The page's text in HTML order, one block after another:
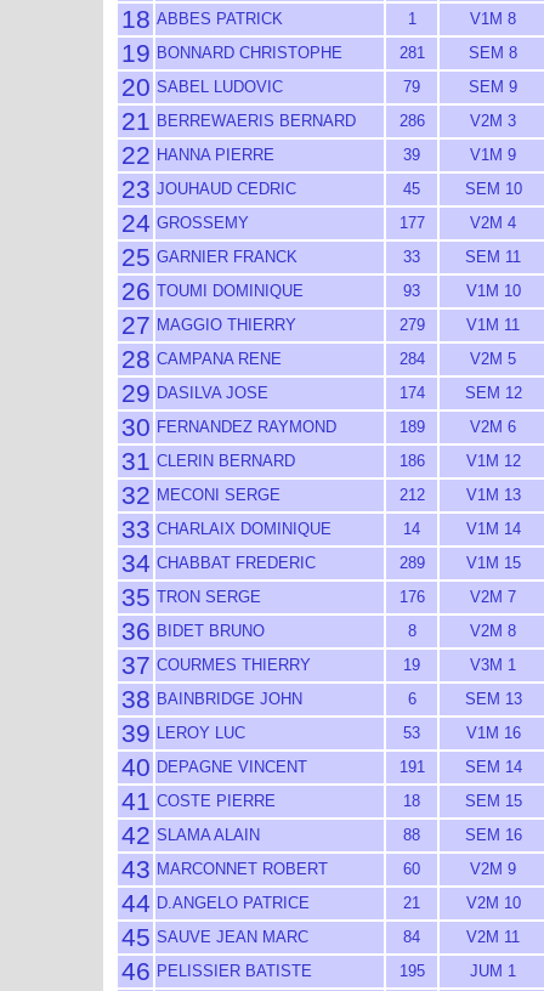
18 ABBES PATRICK 1 V1M 8
19 BONNARD CHRISTOPHE 281 SEM 8
20 SABEL LUDOVIC 79 SEM 9
21 BERREWAERIS BERNARD 286 V2M 3
22 HANNA PIERRE 39 V1M 9
23 JOUHAUD CEDRIC 45 SEM 10
24 GROSSEMY 177 V2M 4
25 GARNIER FRANCK 33 SEM 11
26 TOUMI DOMINIQUE 93 V1M 10
27 MAGGIO THIERRY 279 V1M 11
28 CAMPANA RENE 284 V2M 5
29 DASILVA JOSE 174 SEM 12
30 FERNANDEZ RAYMOND 189 V2M 6
31 CLERIN BERNARD 186 V1M 12
32 MECONI SERGE 212 V1M 13
33 CHARLAIX DOMINIQUE 14 V1M 14
34 CHABBAT FREDERIC 289 V1M 15
35 TRON SERGE 176 V2M 7
36 BIDET BRUNO 8 V2M 8
37 COURMES THIERRY 19 V3M 1
38 BAINBRIDGE JOHN 6 SEM 13
39 LEROY LUC 53 V1M 16
40 DEPAGNE VINCENT 191 SEM 14
41 COSTE PIERRE 18 SEM 15
42 SLAMA ALAIN 88 SEM 16
43 MARCONNET ROBERT 60 V2M 9
44 D.ANGELO PATRICE 21 V2M 10
45 SAUVE JEAN MARC 84 V2M 11
46 PELISSIER BATISTE 195 JUM 1